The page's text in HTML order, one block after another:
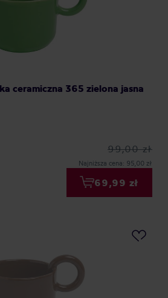
ceramiczna 365 zielona jasna
99,00 zł
Najniższa cena: 95,00 zł
69,99 zł